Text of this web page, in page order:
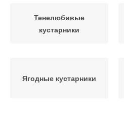
Тенелюбивые
кустарники
Ягодные кустарники